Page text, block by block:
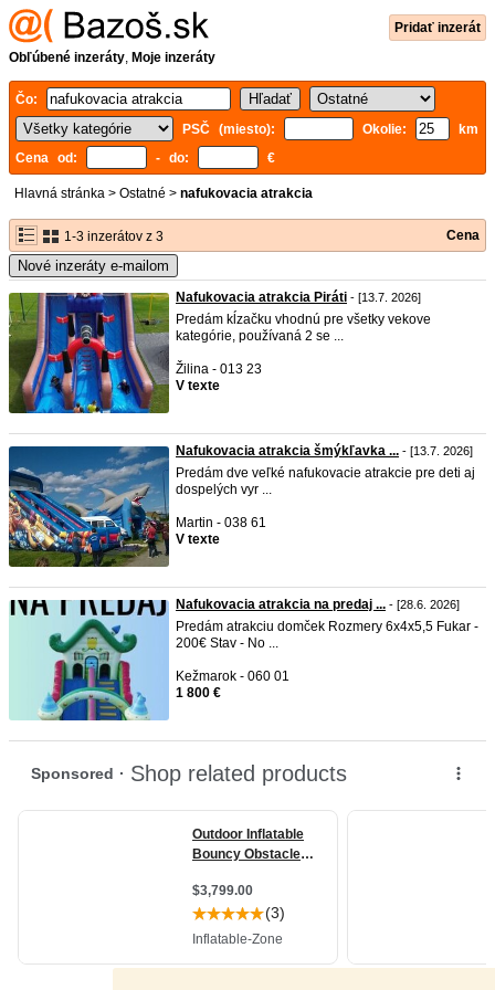
Pridať inzerát
Obľúbené inzeráty, Moje inzeráty
Čo:
PSČ (miesto):
Okolie:
km
Cena od:
- do: €
Hlavná stránka > Ostatné > nafukovacia atrakcia
1-3 inzerátov z 3 Cena
Nové inzeráty e-mailom
Nafukovacia atrakcia Piráti - [13.7. 2026]
Predám kĺzačku vhodnú pre všetky vekove
kategórie, používaná 2 se ...
Žilina - 013 23
V texte
Nafukovacia atrakcia šmýkľavka ... - [13.7. 2026]
Predám dve veľké nafukovacie atrakcie pre deti aj
dospelých vyr ...
Martin - 038 61
V texte
Nafukovacia atrakcia na predaj ... - [28.6. 2026]
Predám atrakciu domček Rozmery 6x4x5,5 Fukar -
200€ Stav - No ...
Kežmarok - 060 01
1 800 €